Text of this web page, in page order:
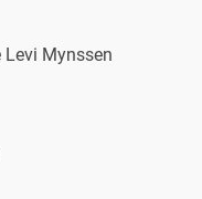
Levi Mynssen